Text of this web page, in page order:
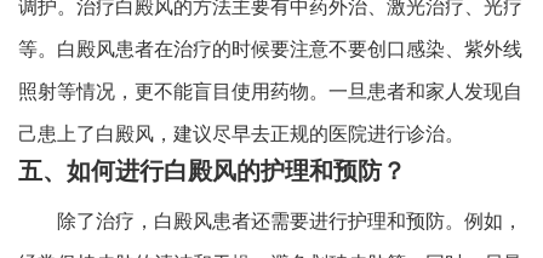
调护。治疗白殿风的方法主要有中药外治、激光治疗、光疗
等。白殿风患者在治疗的时候要注意不要创口感染、紫外线
照射等情况，更不能盲目使用药物。一旦患者和家人发现自
己患上了白殿风，建议尽早去正规的医院进行诊治。
五、如何进行白殿风的护理和预防？
除了治疗，白殿风患者还需要进行护理和预防。例如，